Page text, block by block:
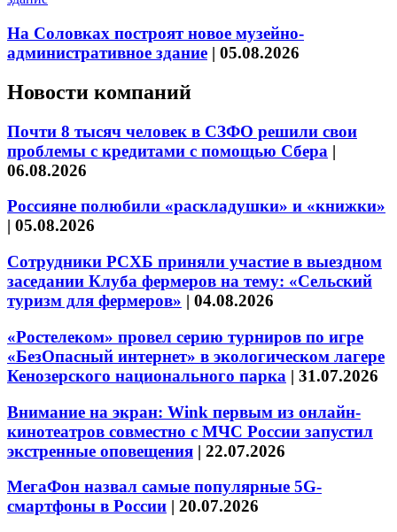
На Соловках построят новое музейно-
административное здание | 05.08.2026
Новости компаний
Почти 8 тысяч человек в СЗФО решили свои
проблемы с кредитами с помощью Сбера |
06.08.2026
Россияне полюбили «раскладушки» и «книжки»
| 05.08.2026
Сотрудники РСХБ приняли участие в выездном
заседании Клуба фермеров на тему: «Сельский
туризм для фермеров» | 04.08.2026
«Ростелеком» провел серию турниров по игре
«БезОпасный интернет» в экологическом лагере
Кенозерского национального парка | 31.07.2026
Внимание на экран: Wink первым из онлайн-
кинотеатров совместно с МЧС России запустил
экстренные оповещения | 22.07.2026
МегаФон назвал самые популярные 5G-
смартфоны в России | 20.07.2026